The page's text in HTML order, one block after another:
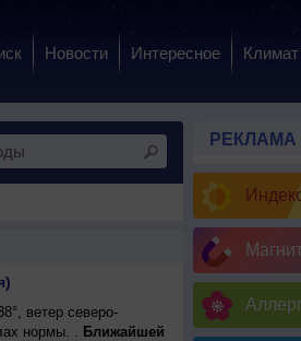
Новости Интересное Климат
ветер северо-
нормы. . Ближайшей
РЕКЛАМА